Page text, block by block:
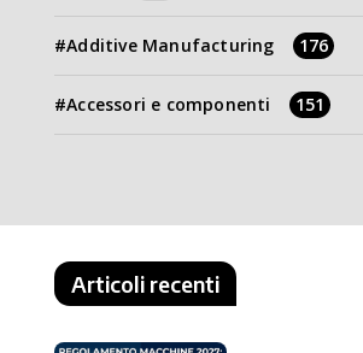
Additive Manufacturing 176
Accessori e componenti 151
Articoli recenti